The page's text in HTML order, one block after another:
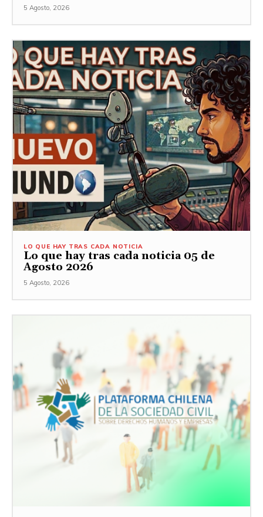
5 Agosto, 2026
LO QUE HAY TRAS CADA NOTICIA
Lo que hay tras cada noticia 05 de
Agosto 2026
5 Agosto, 2026